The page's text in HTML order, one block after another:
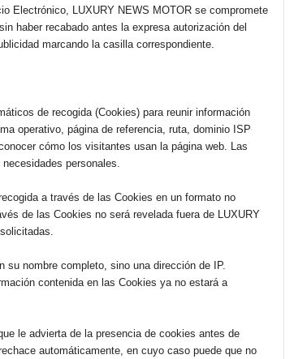
Electrónico, LUXURY NEWS MOTOR se compromete
haber recabado antes la expresa autorización del
marcando la casilla correspondiente.
de recogida (Cookies) para reunir información
operativo, página de referencia, ruta, dominio ISP
cómo los visitantes usan la página web. Las
personales.
a través de las Cookies en un formato no
de las Cookies no será revelada fuera de LUXURY
su nombre completo, sino una dirección de IP.
contenida en las Cookies ya no estará a
le advierta de la presencia de cookies antes de
automáticamente, en cuyo caso puede que no